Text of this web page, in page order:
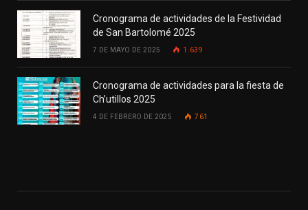
Cronograma de actividades de la Festividad
de San Bartolomé 2025
7 DE MAYO DE 2025 1.639
Cronograma de actividades para la fiesta de
Ch’utillos 2025
4 DE FEBRERO DE 2025 761